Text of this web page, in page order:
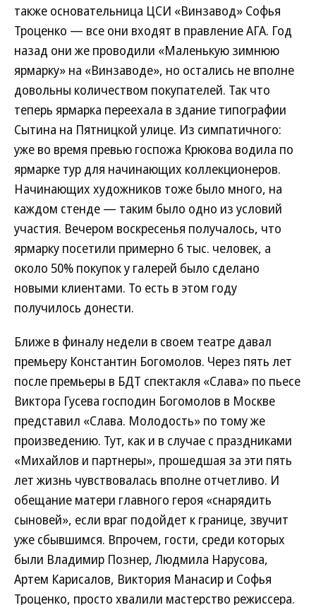
также основательница ЦСИ «Винзавод» Софья
Троценко — все они входят в правление АГА. Год
назад они же проводили «Маленькую зимнюю
ярмарку» на «Винзаводе», но остались не вполне
довольны количеством покупателей. Так что
теперь ярмарка переехала в здание типографии
Сытина на Пятницкой улице. Из симпатичного:
уже во время превью госпожа Крюкова водила по
ярмарке тур для начинающих коллекционеров.
Начинающих художников тоже было много, на
каждом стенде — таким было одно из условий
участия. Вечером воскресенья получалось, что
ярмарку посетили примерно 6 тыс. человек, а
около 50% покупок у галерей было сделано
новыми клиентами. То есть в этом году
получилось донести.
Ближе в финалу недели в своем театре давал
премьеру Константин Богомолов. Через пять лет
после премьеры в БДТ спектакля «Слава» по пьесе
Виктора Гусева господин Богомолов в Москве
представил «Слава. Молодость» по тому же
произведению. Тут, как и в случае с праздниками
«Михайлов и партнеры», прошедшая за эти пять
лет жизнь чувствовалась вполне отчетливо. И
обещание матери главного героя «снарядить
сыновей», если враг подойдет к границе, звучит
уже сбывшимся. Впрочем, гости, среди которых
были Владимир Познер, Людмила Нарусова,
Артем Карисалов, Виктория Манасир и Софья
Троценко, просто хвалили мастерство режиссера.